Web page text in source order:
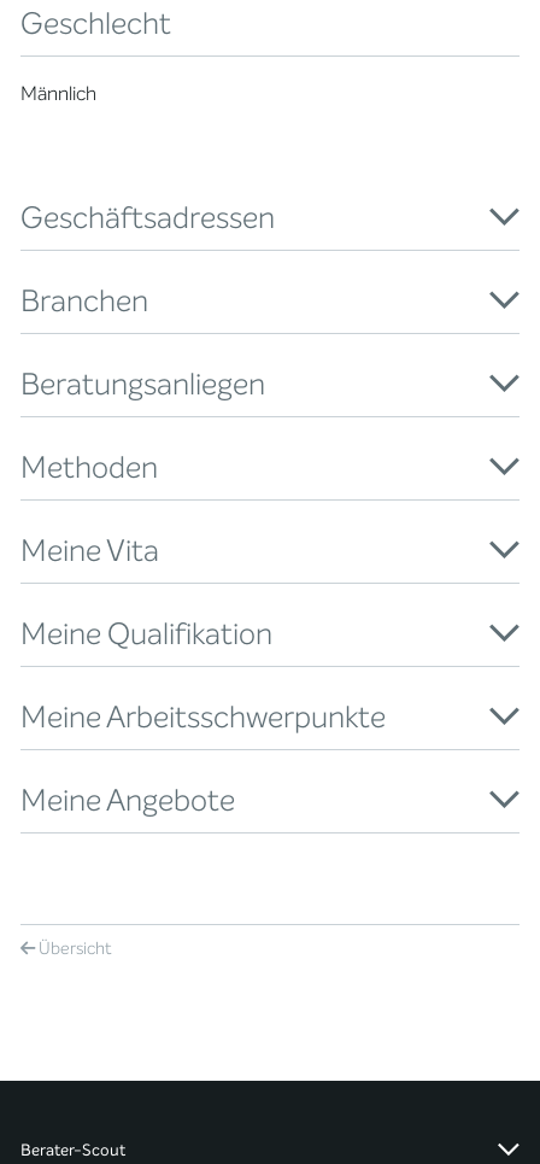
Geschlecht
Männlich
Geschäftsadressen
Branchen
Beratungsanliegen
Methoden
Meine Vita
Meine Qualifikation
Meine Arbeitsschwerpunkte
Meine Angebote
Übersicht
Berater-Scout